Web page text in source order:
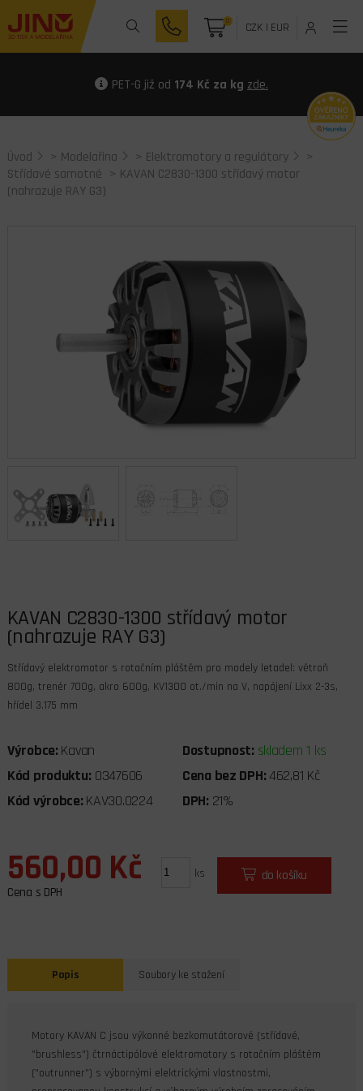
0 CZK| EUR
PET-G již od 174 Kč za kg zde.
Úvod > Modelařina > Elektromotory a regulátory
>
Střídavé samotné > KAVAN C2830-1300 střídavý motor
(nahrazuje RAY G3)
KAVAN C2830-1300 střídavý motor
(nahrazuje RAY G3)
Střídavý elektromotor s rotačním pláštěm pro modely letadel: větroň
800g, trenér 700g, akro 600g, KV1300 ot./min na V, napájení Lixx 2-3s,
hřídel 3.175 mm
Výrobce: Kavan Dostupnost: skladem 1 ks
Kód produktu: 0347606 Cena bez DPH: 462,81 Kč
Kód výrobce: KAV30.0224 DPH: 21%
560,00 Kč
Cena s DPH
ks do košíku
Popis Soubory ke stažení
Motory KAVAN C jsou výkonné bezkomutátorové (střídavé,
"brushless") čtrnáctipólové elektromotory s rotačním pláštěm
("outrunner") s výbornými elektrickými vlastnostmi,